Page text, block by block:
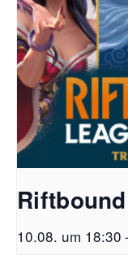
10.08. um 18:30 -